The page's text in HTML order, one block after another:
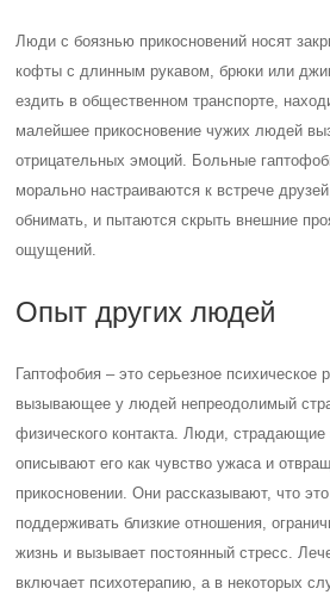
Люди с боязнью прикосновений носят
кофты с длинным рукавом, брюки или
ездить в общественном транспорте,
малейшее прикосновение чужих людей
отрицательных эмоций. Больные
морально настраиваются к встрече
обнимать, и пытаются скрыть внешние
ощущений.
Опыт других людей
Гаптофобия – это серьезное психическое
вызывающее у людей непреодолимый
физического контакта. Люди, страдающие
описывают его как чувство ужаса и
прикосновении. Они рассказывают, что
поддерживать близкие отношения,
жизнь и вызывает постоянный стресс.
включает психотерапию, а в некоторых